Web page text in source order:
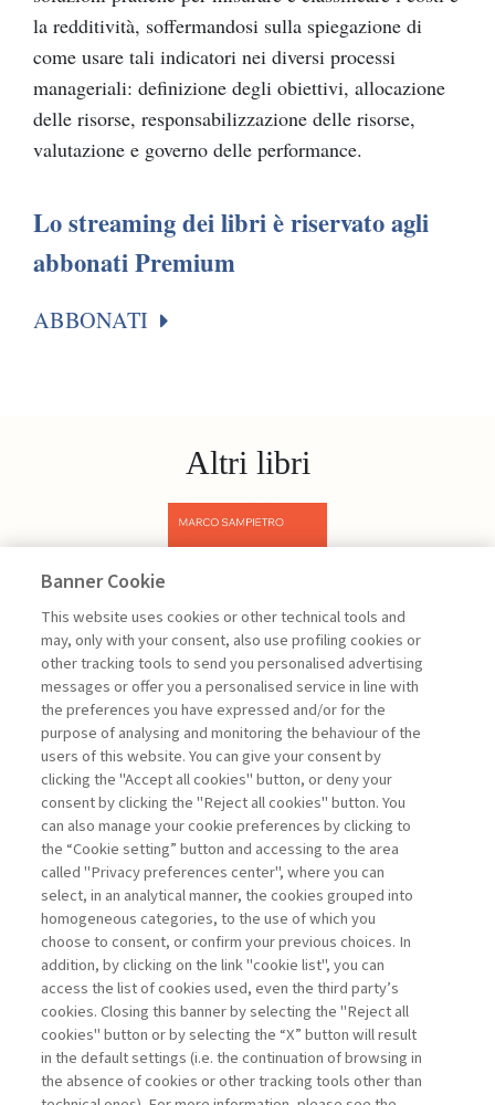
la redditività, soffermandosi sulla spiegazione di
come usare tali indicatori nei diversi processi
manageriali: definizione degli obiettivi, allocazione
delle risorse, responsabilizzazione delle risorse,
valutazione e governo delle performance.
Lo streaming dei libri è riservato agli
abbonati Premium
ABBONATI
Altri libri
Previous
Sampietro Marco
Project
Management -
III edizione
ARCHIVIO
Contatti
Abbonamenti
Banner Cookie
This website uses cookies or other technical tools and
may, only with your consent, also use profiling cookies or
other tracking tools to send you personalised advertising
messages or offer you a personalised service in line with
the preferences you have expressed and/or for the
purpose of analysing and monitoring the behaviour of the
users of this website. You can give your consent by
clicking the "Accept all cookies" button, or deny your
consent by clicking the "Reject all cookies" button. You
can also manage your cookie preferences by clicking to
the “Cookie setting” button and accessing to the area
called "Privacy preferences center", where you can
select, in an analytical manner, the cookies grouped into
homogeneous categories, to the use of which you
choose to consent, or confirm your previous choices. In
addition, by clicking on the link "cookie list", you can
access the list of cookies used, even the third party’s
cookies. Closing this banner by selecting the "Reject all
cookies" button or by selecting the “X” button will result
in the default settings (i.e. the continuation of browsing in
the absence of cookies or other tracking tools other than